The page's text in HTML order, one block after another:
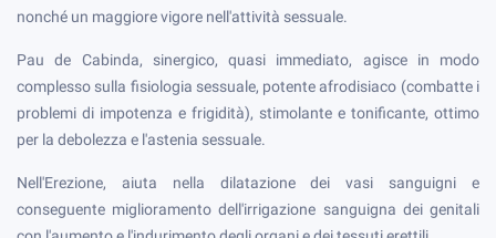
nonché un maggiore vigore nell'attività sessuale.
Pau de Cabinda, sinergico, quasi immediato, agisce in modo
complesso sulla fisiologia sessuale, potente afrodisiaco (combatte i
problemi di impotenza e frigidità), stimolante e tonificante, ottimo
per la debolezza e l'astenia sessuale.
Nell'Erezione, aiuta nella dilatazione dei vasi sanguigni e
conseguente miglioramento dell'irrigazione sanguigna dei genitali